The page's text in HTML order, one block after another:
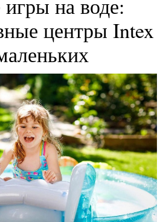
на воде:
центры Intex